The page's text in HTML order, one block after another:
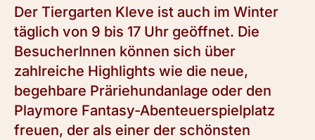
Der Tiergarten Kleve ist auch im Winter
täglich von 9 bis 17 Uhr geöffnet. Die
BesucherInnen können sich über
zahlreiche Highlights wie die neue,
begehbare Präriehundanlage oder den
Playmore Fantasy-Abenteuerspielplatz
freuen, der als einer der schönsten